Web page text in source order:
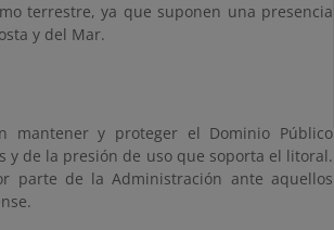
terrestre, ya que suponen una presencia
y del Mar.
mantener y proteger el Dominio Público
y de la presión de uso que soporta el litoral.
parte de la Administración ante aquellos